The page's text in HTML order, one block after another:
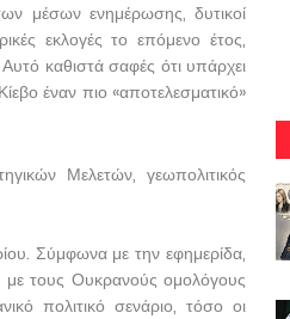
μέσων ενημέρωσης, δυτικοί
εκλογές το επόμενο έτος,
καθιστά σαφές ότι υπάρχει
έναν πιο «αποτελεσματικό»
Μελετών, γεωπολιτικός
Σύμφωνα με την εφημερίδα,
με τους Ουκρανούς ομολόγους
πολιτικό σενάριο, τόσο οι